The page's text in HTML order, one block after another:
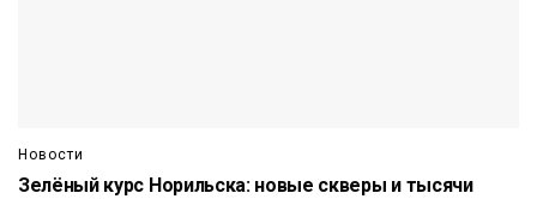
Новости
Зелёный курс Норильска: новые скверы и тысячи